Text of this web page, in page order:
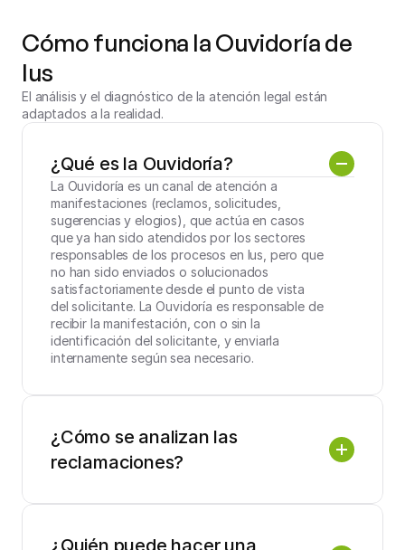
CHAT
Apilado Drenado y Cierre de Pilas:
Cómo funciona la Ouvidoría de
Ius
El análisis y el diagnóstico de la atención legal están
adaptados a la realidad.
¿Qué es la Ouvidoría?
La Ouvidoría es un canal de atención a
manifestaciones (reclamos, solicitudes,
sugerencias y elogios), que actúa en casos
que ya han sido atendidos por los sectores
responsables de los procesos en Ius, pero que
no han sido enviados o solucionados
satisfactoriamente desde el punto de vista
del solicitante. La Ouvidoría es responsable de
recibir la manifestación, con o sin la
identificación del solicitante, y enviarla
internamente según sea necesario.
¿Cómo se analizan las
reclamaciones?
¿Quién puede hacer una